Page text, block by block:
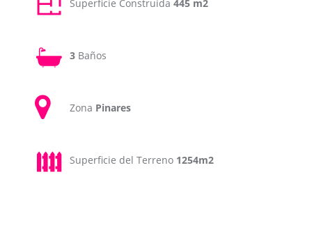
Superficie Construida 445 m2
3 Baños
Zona Pinares
Superficie del Terreno 1254m2